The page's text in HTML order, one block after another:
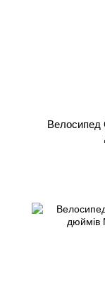
Велосипед